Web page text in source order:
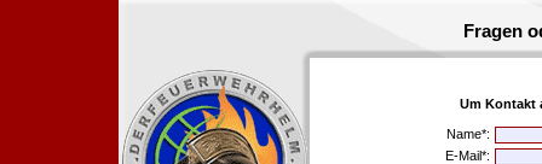
Fragen
Um Kontakt
Name*:
E-Mail*: